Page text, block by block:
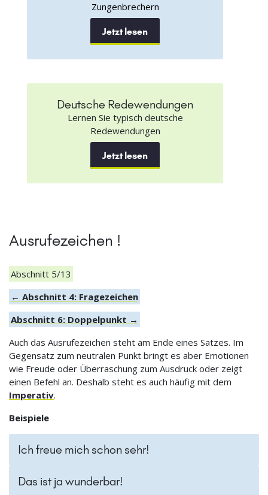
Zungenbrechern
Jetzt lesen
Deutsche Redewendungen
Lernen Sie typisch deutsche
Redewendungen
Jetzt lesen
Ausrufezeichen !
Abschnitt 5/13
← Abschnitt 4: Fragezeichen
Abschnitt 6: Doppelpunkt →
Auch das Ausrufezeichen steht am Ende eines Satzes. Im
Gegensatz zum neutralen Punkt bringt es aber Emotionen
wie Freude oder Überraschung zum Ausdruck oder zeigt
einen Befehl an. Deshalb steht es auch häufig mit dem
Imperativ.
Beispiele
Ich freue mich schon sehr!
Das ist ja wunderbar!